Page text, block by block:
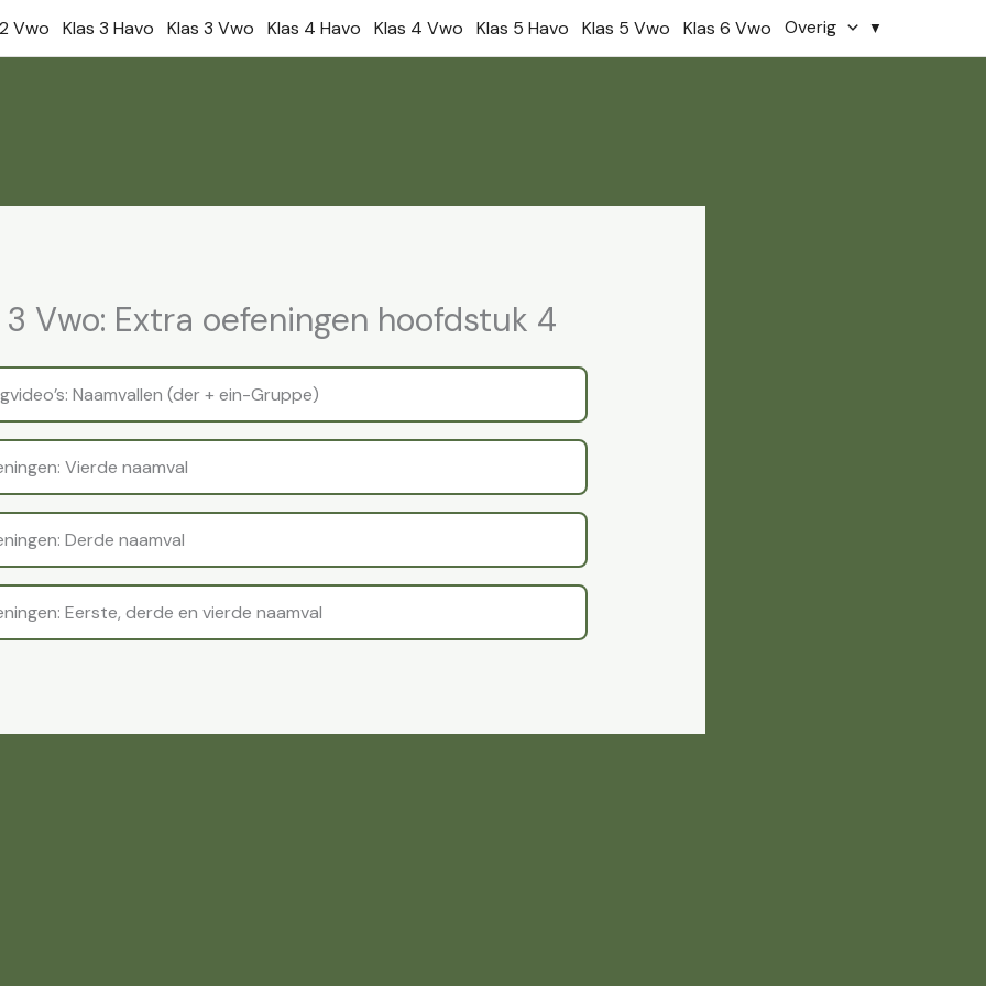
Vwo Klas 3 Havo Klas 3 Vwo Klas 4 Havo Klas 4 Vwo Klas 5 Havo Klas 5 Vwo Klas 6 Vwo Overig
3 Vwo: Extra oefeningen hoofdstuk 4
Naamvallen (der + ein-Gruppe)
Vierde naamval
Derde naamval
Eerste, derde en vierde naamval